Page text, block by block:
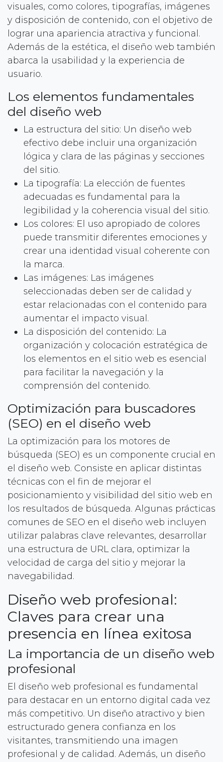
visuales, como colores, tipografías, imágenes
y disposición de contenido, con el objetivo de
lograr una apariencia atractiva y funcional.
Además de la estética, el diseño web también
abarca la usabilidad y la experiencia de
usuario.
Los elementos fundamentales
del diseño web
La estructura del sitio: Un diseño web
efectivo debe incluir una organización
lógica y clara de las páginas y secciones
del sitio.
La tipografía: La elección de fuentes
adecuadas es fundamental para la
legibilidad y la coherencia visual del sitio.
Los colores: El uso apropiado de colores
puede transmitir diferentes emociones y
crear una identidad visual coherente con
la marca.
Las imágenes: Las imágenes
seleccionadas deben ser de calidad y
estar relacionadas con el contenido para
aumentar el impacto visual.
La disposición del contenido: La
organización y colocación estratégica de
los elementos en el sitio web es esencial
para facilitar la navegación y la
comprensión del contenido.
Optimización para buscadores
(SEO) en el diseño web
La optimización para los motores de
búsqueda (SEO) es un componente crucial en
el diseño web. Consiste en aplicar distintas
técnicas con el fin de mejorar el
posicionamiento y visibilidad del sitio web en
los resultados de búsqueda. Algunas prácticas
comunes de SEO en el diseño web incluyen
utilizar palabras clave relevantes, desarrollar
una estructura de URL clara, optimizar la
velocidad de carga del sitio y mejorar la
navegabilidad.
Diseño web profesional:
Claves para crear una
presencia en línea exitosa
La importancia de un diseño web
profesional
El diseño web profesional es fundamental
para destacar en un entorno digital cada vez
más competitivo. Un diseño atractivo y bien
estructurado genera confianza en los
visitantes, transmitiendo una imagen
profesional y de calidad. Además, un diseño